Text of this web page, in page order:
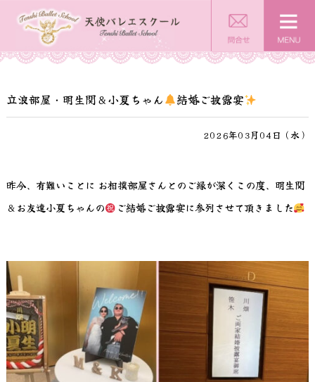
立浪部屋・明生関＆小夏ちゃん 結婚ご披露宴
2026年03月04日（水）
昨今、有難いことに お相撲部屋さんとのご縁が深くこの度、明生関
＆お友達小夏ちゃんの
ご結婚ご披露宴に参列させて頂きました